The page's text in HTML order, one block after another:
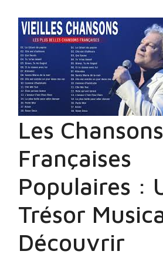
Les Chansons
Françaises
Populaires :
Trésor
Découvrir